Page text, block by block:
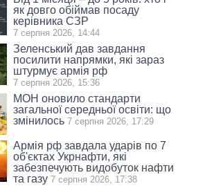
як довго обіймав посаду
керівника СЗР
7 серпня 2026, 14:44
Зеленський дав завдання
посилити напрямки, які зараз
штурмує армія рф
7 серпня 2026, 15:36
МОН оновило стандарти
загальної середньої освіти: що
змінилось 7 серпня 2026, 17:29
Армія рф завдала ударів по 7
об'єктах Укрнафти, які
забезпечують видобуток нафти
та газу 7 серпня 2026, 17:38